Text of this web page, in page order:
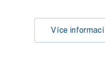
Více informací